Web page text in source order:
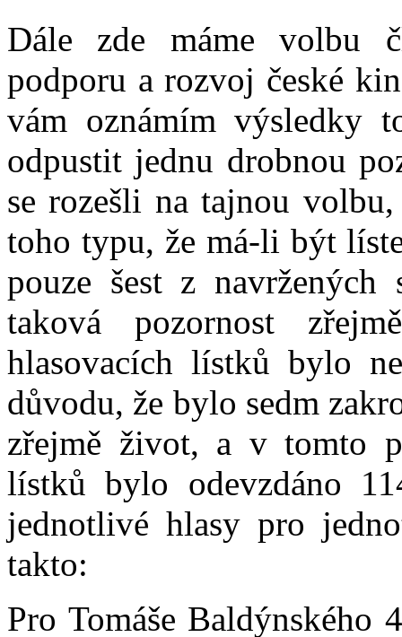
Dále zde máme volbu
podporu a rozvoj české
vám oznámím výsledky
odpustit jednu drobnou
se rozešli na tajnou
toho typu, že má-li být
pouze šest z
taková pozornost
hlasovacích lístků bylo
důvodu, že bylo sedm
zřejmě život, a v tomto
lístků bylo odevzdáno
jednotlivé hlasy pro
takto:
Pro Tomáše Baldýnského